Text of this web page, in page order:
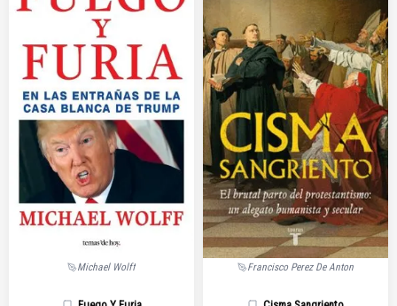
Michael Wolff Francisco Perez De Anton